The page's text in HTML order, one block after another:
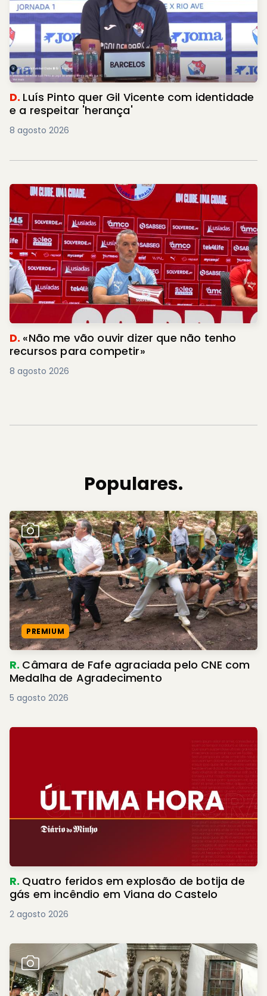
D. Luís Pinto quer Gil Vicente com identidade
e a respeitar 'herança'
8 agosto 2026
D. «Não me vão ouvir dizer que não tenho
recursos para competir»
8 agosto 2026
Populares.
PREMIUM
R. Câmara de Fafe agraciada pelo CNE com
Medalha de Agradecimento
5 agosto 2026
R. Quatro feridos em explosão de botija de
gás em incêndio em Viana do Castelo
2 agosto 2026